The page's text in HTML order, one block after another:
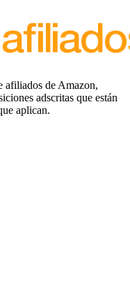
afiliados de Amazon,
adscritas que están
aplican.